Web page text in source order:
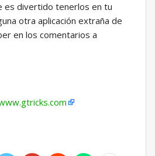
es divertido tenerlos en tu
otra aplicación extraña de
en los comentarios a